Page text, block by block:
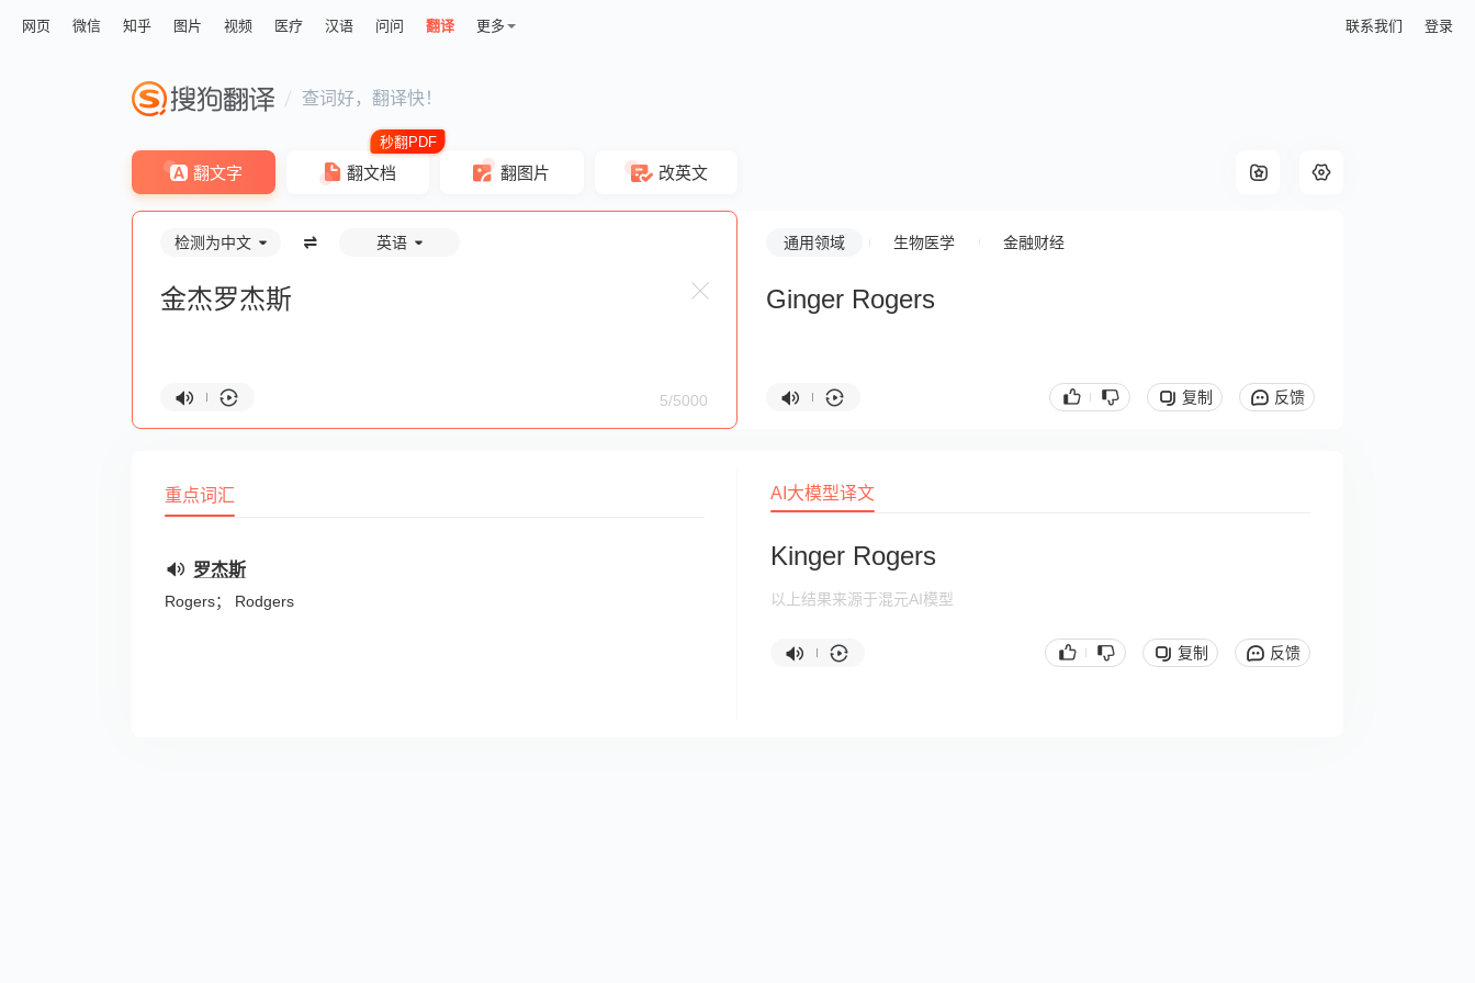
网页 微信 知乎 图片 视频 医疗 汉语 问问 翻译 更多 联系我们 登录
查词好，翻译快！
翻文字 翻文档 翻图片 改英文
检测为中文 英语
5/5000
通用领域 生物医学 金融财经
Ginger Rogers
复制 反馈
重点词汇
罗杰斯
Rogers； Rodgers
AI大模型译文
Kinger Rogers
以上结果来源于混元AI模型
复制 反馈